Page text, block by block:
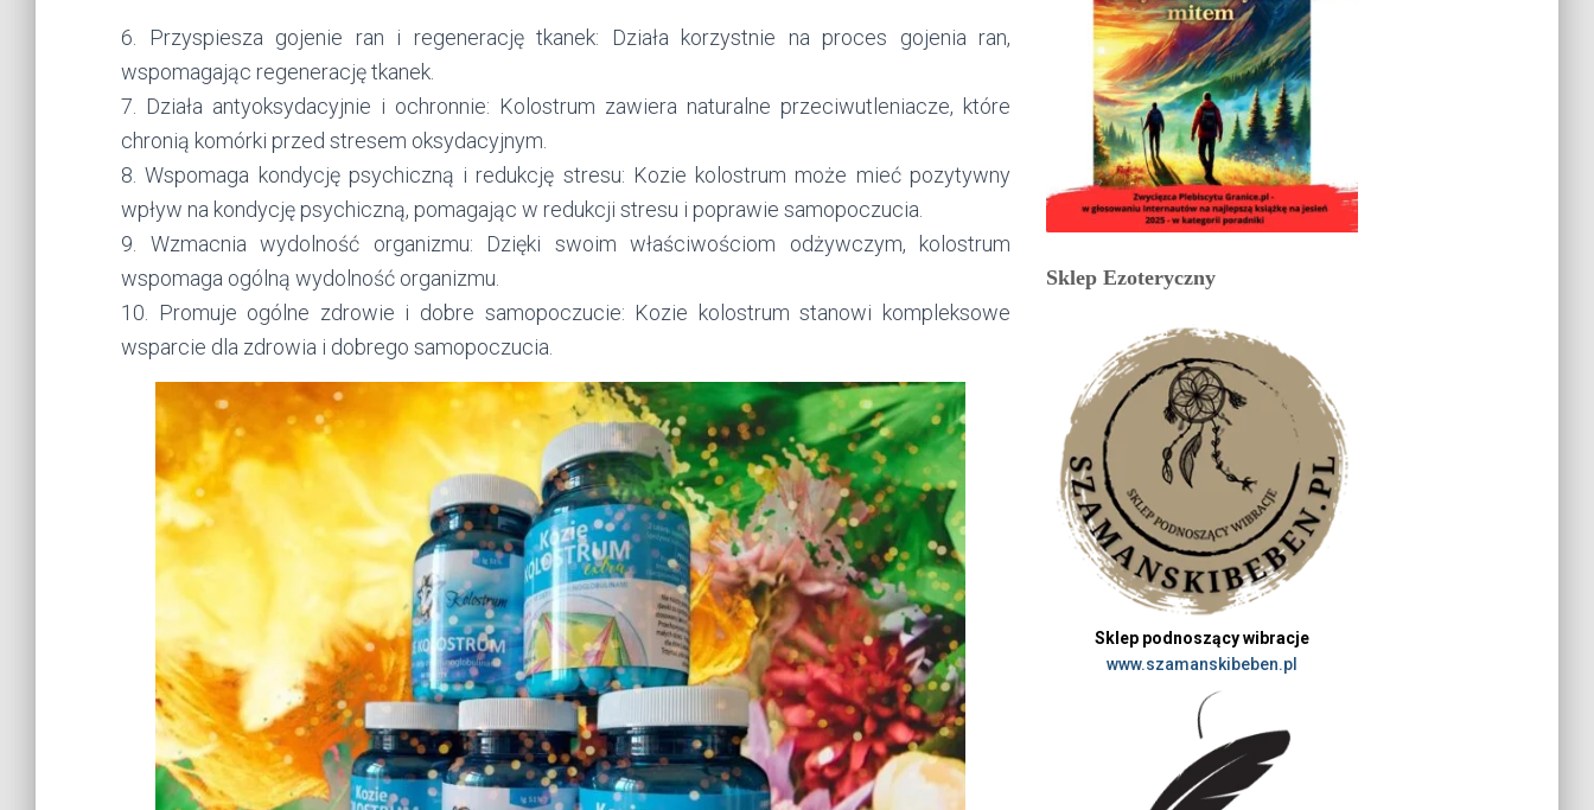
6. Przyspiesza gojenie ran i regenerację tkanek: Działa korzystnie na proces gojenia ran,
wspomagając regenerację tkanek.
7. Działa antyoksydacyjnie i ochronnie: Kolostrum zawiera naturalne przeciwutleniacze, które
chronią komórki przed stresem oksydacyjnym.
8. Wspomaga kondycję psychiczną i redukcję stresu: Kozie kolostrum może mieć pozytywny
wpływ na kondycję psychiczną, pomagając w redukcji stresu i poprawie samopoczucia.
9. Wzmacnia wydolność organizmu: Dzięki swoim właściwościom odżywczym, kolostrum
wspomaga ogólną wydolność organizmu.
10. Promuje ogólne zdrowie i dobre samopoczucie: Kozie kolostrum stanowi kompleksowe
wsparcie dla zdrowia i dobrego samopoczucia.
Sklep Ezoteryczny
Sklep podnoszący wibracje
www.szamanskibeben.pl